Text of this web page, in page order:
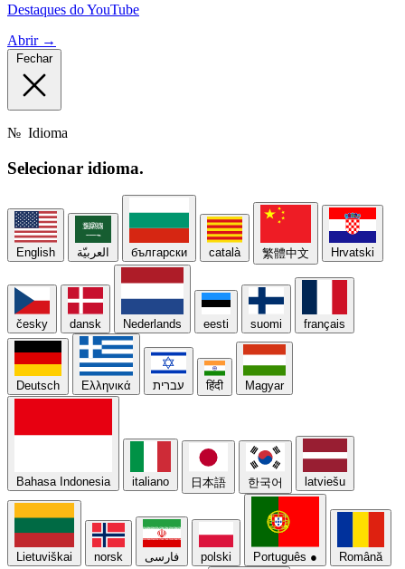
Destaques do YouTube
Abrir →
Fechar
№ Idioma
Selecionar idioma.
English العربيّة български català 繁體中文 Hrvatski
česky dansk Nederlands eesti suomi français
Deutsch Ελληνικά עברית हिंदी Magyar
Bahasa Indonesia italiano 日本語 한국어 latviešu
Lietuviškai norsk فارسی polski Português ● Română